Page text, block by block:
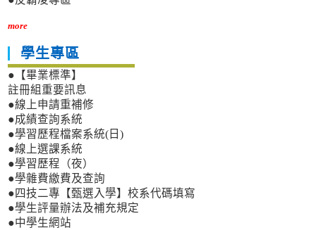
more
學生專區
●【畢業標準】
註冊組重要訊息
●線上申請重補修
●成績查詢系統
●學習歷程檔案系統(日)
●線上選課系統
●學習歷程（夜）
●學雜費繳費及查詢
●四技二專【甄選入學】校系代碼填寫
●學生評量辦法及補充規定
●中學生網站